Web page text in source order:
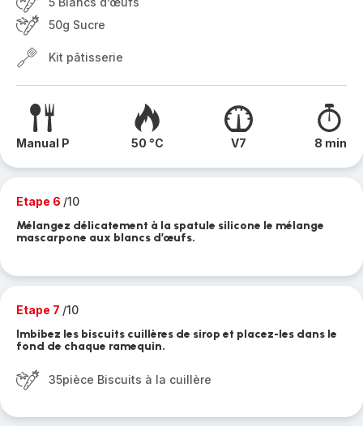
50g Sucre
Kit pâtisserie
Manual P 50 °C V7 8 min
Etape 6 /10
Mélangez délicatement à la spatule silicone le mélange
mascarpone aux blancs d’œufs.
Etape 7 /10
Imbibez les biscuits cuillères de sirop et placez-les dans le
fond de chaque ramequin.
35pièce Biscuits à la cuillère